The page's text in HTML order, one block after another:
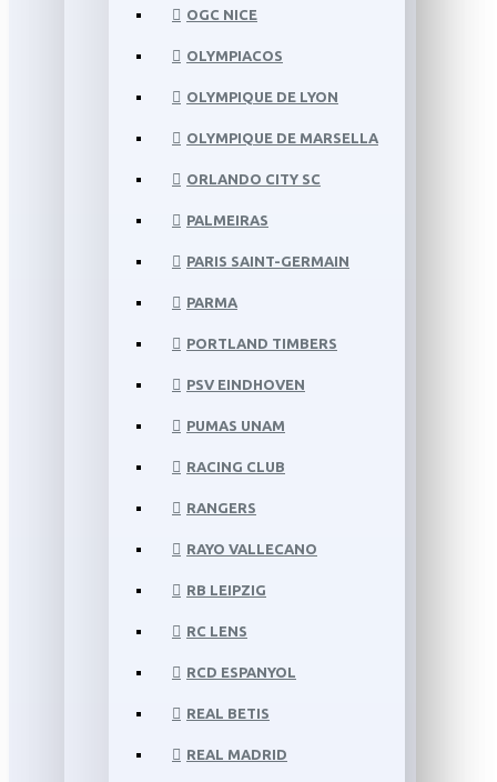
OGC NICE
OLYMPIACOS
OLYMPIQUE DE LYON
OLYMPIQUE DE MARSELLA
ORLANDO CITY SC
PALMEIRAS
PARIS SAINT-GERMAIN
PARMA
PORTLAND TIMBERS
PSV EINDHOVEN
PUMAS UNAM
RACING CLUB
RANGERS
RAYO VALLECANO
RB LEIPZIG
RC LENS
RCD ESPANYOL
REAL BETIS
REAL MADRID